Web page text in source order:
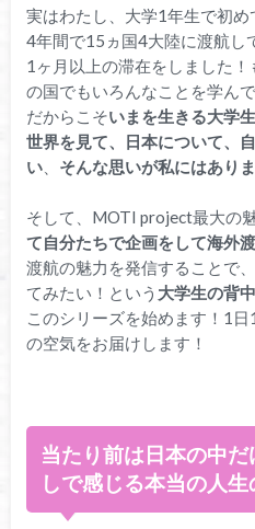
実はわたし、大学1年生で初
4年間で15ヵ国4大陸に渡航し
1ヶ月以上の滞在をしました
の国でもいろんなことを学ん
だからこそいまを生きる大学
世界を見て、日本について、
い、 そんな思いが私にはあり
そして、MOTI project最大の
て自分たちで企画をして海外
渡航の魅力を発信することで
てみたい！という 大学生の背
このシリーズを始めます！1
の空気をお届けします！
当たり前は日本の中
しで感じる本当の人生